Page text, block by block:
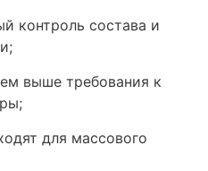
контроль состава и
выше требования к
для массового